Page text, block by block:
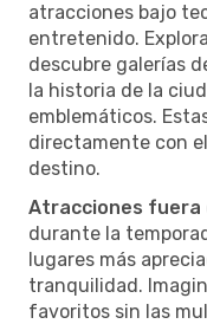
atracciones bajo
entretenido.
descubre galerías
la historia de la
emblemáticos.
directamente con
destino.
Atracciones fuera
durante la
lugares más
tranquilidad.
favoritos sin las